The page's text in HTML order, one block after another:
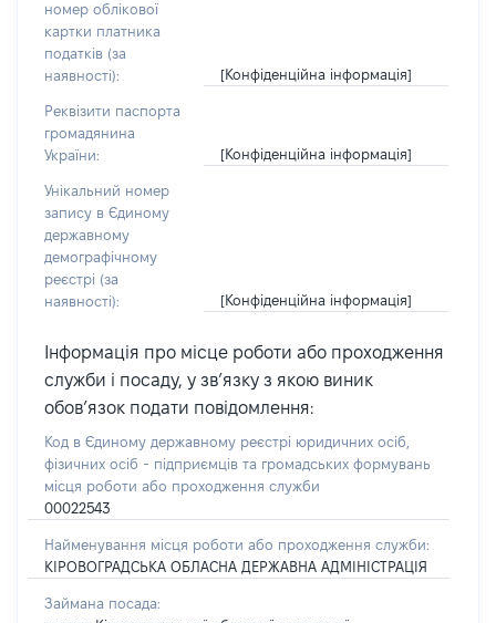
номер облікової
картки платника
податків (за
наявності):
[Конфіденційна інформація]
Реквізити паспорта
громадянина
України:
[Конфіденційна інформація]
Унікальний номер
запису в Єдиному
державному
демографічному
реєстрі (за
наявності):
[Конфіденційна інформація]
Інформація про місце роботи або проходження
служби і посаду, у зв’язку з якою виник
обов’язок подати повідомлення:
Код в Єдиному державному реєстрі юридичних осіб,
фізичних осіб - підприємців та громадських формувань
місця роботи або проходження служби
00022543
Найменування місця роботи або проходження служби:
КІРОВОГРАДСЬКА ОБЛАСНА ДЕРЖАВНА АДМІНІСТРАЦІЯ
Займана посада: